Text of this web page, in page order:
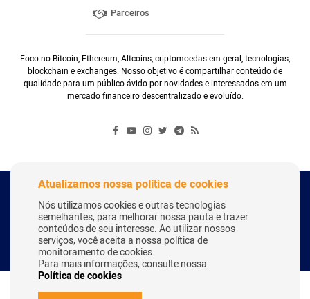
Parceiros
Foco no Bitcoin, Ethereum, Altcoins, criptomoedas em geral, tecnologias,
blockchain e exchanges. Nosso objetivo é compartilhar conteúdo de
qualidade para um público ávido por novidades e interessados em um
mercado financeiro descentralizado e evoluído.
Copyright Webitcoin 2018 - Todos os Direitos Reservados
Desenvolvido por: Herick Correa
Atualizamos nossa política de cookies
Nós utilizamos cookies e outras tecnologias
semelhantes, para melhorar nossa pauta e trazer
conteúdos de seu interesse. Ao utilizar nossos
serviços, você aceita a nossa política de
monitoramento de cookies.
Para mais informações, consulte nossa
Política de cookies